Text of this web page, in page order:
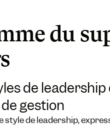
du
de leadership
gestion
style de leadership,